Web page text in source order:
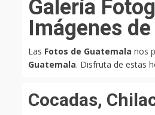
Galerí­a
Imágenes
Las Fotos de Guatemala nos
Guatemala. Disfruta de estas
Cocadas,